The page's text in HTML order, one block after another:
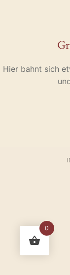
Hier bahnt sich
0